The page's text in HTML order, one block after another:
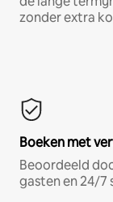
zonder extra
Boeken met
Beoordeeld
gasten en 24/7